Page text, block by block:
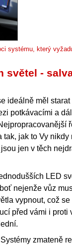
systému, který
světel -
ideálně měl
potkávacími a
tak, jak to Vy
jen v těch
LED
nejenže vůz
vypnout, což
před vámi i
zmateně